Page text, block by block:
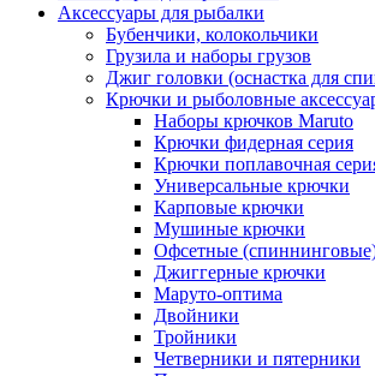
Аксессуары для рыбалки
Бубенчики, колокольчики
Грузила и наборы грузов
Джиг головки (оснастка для
Крючки и рыболовные
Наборы крючков Maruto
Крючки фидерная серия
Крючки поплавочная
Универсальные крючки
Карповые крючки
Мушиные крючки
Офсетные
Джиггерные крючки
Маруто-оптима
Двойники
Тройники
Четверники и пятерники